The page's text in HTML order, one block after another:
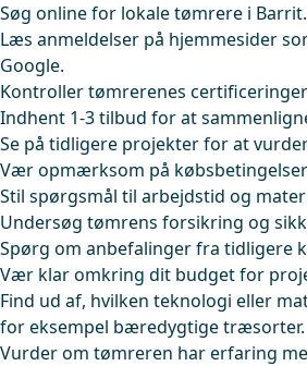
Søg online for lokale tømrere i Barrit.
Læs anmeldelser på hjemmesider
Google.
Kontroller tømrerenes
Indhent 1-3 tilbud for at
Se på tidligere projekter for at
Vær opmærksom på
Stil spørgsmål til arbejdstid og
Undersøg tømrens forsikring og
Spørg om anbefalinger fra tidligere
Vær klar omkring dit budget for
Find ud af, hvilken teknologi eller
for eksempel bæredygtige træsorter.
Vurder om tømreren har erfaring